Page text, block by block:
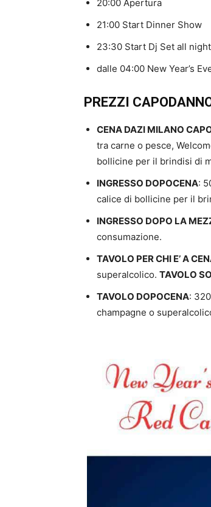
20:00 Apertura
21:00 Start Dinner Show
23:30 Start Dj Set all
dalle 04:00 New Year’s
PREZZI
CENA DAZI MILANO
tra carne o pesce,
bollicine per il brindisi di
INGRESSO DOPOCENA:
calice di bollicine per il
INGRESSO DOPO LA
consumazione.
TAVOLO PER CHI E’ A
superalcolico. TAVOLO
TAVOLO DOPOCENA:
champagne o